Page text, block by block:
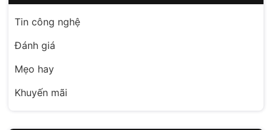
Tin công nghệ
Đánh giá
Mẹo hay
Khuyến mãi